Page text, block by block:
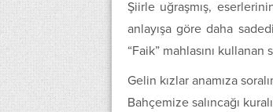
Şiirle uğraşmış,
anlayışa göre daha
“Faik” mahlasını
Gelin kızlar anamıza
Bahçemize salıncağı